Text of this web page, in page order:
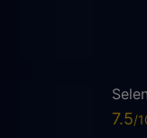
7.5